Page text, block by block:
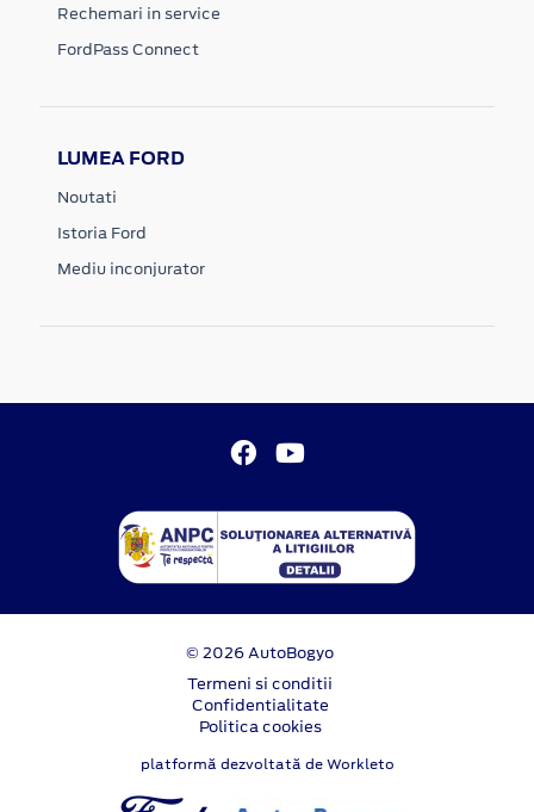
Rechemari in service
FordPass Connect
LUMEA FORD
Noutati
Istoria Ford
Mediu inconjurator
© 2026 AutoBogyo
Termeni si conditii
Confidentialitate
Politica cookies
platformă dezvoltată de Workleto